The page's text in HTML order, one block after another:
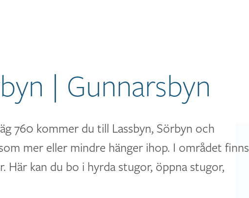
| Gunnarsbyn
760 kommer du till Lassbyn, Sörbyn och
mer eller mindre hänger ihop. I området finns
Här kan du bo i hyrda stugor, öppna stugor,